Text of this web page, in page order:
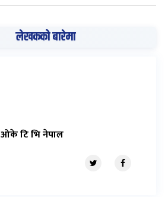
लेखकको बारेमा
ओके टि भि नेपाल